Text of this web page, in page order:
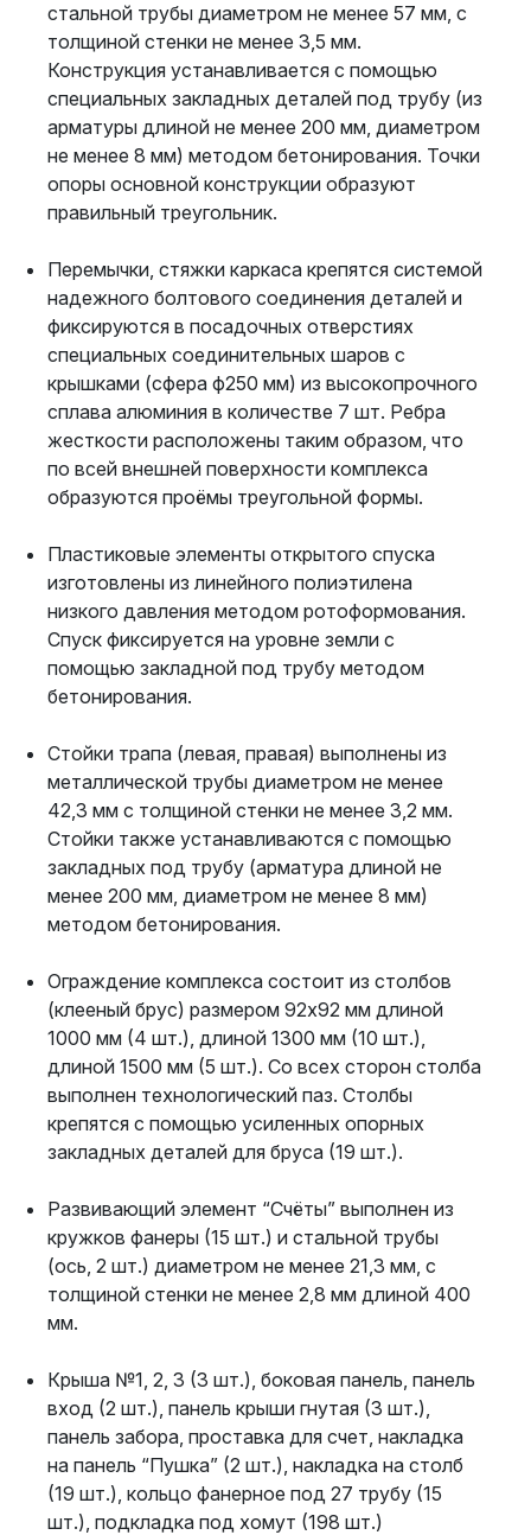
стальной трубы диаметром не менее 57 мм, с
толщиной стенки не менее 3,5 мм.
Конструкция устанавливается с помощью
специальных закладных деталей под трубу (из
арматуры длиной не менее 200 мм, диаметром
не менее 8 мм) методом бетонирования. Точки
опоры основной конструкции образуют
правильный треугольник.
Перемычки, стяжки каркаса крепятся системой
надежного болтового соединения деталей и
фиксируются в посадочных отверстиях
специальных соединительных шаров с
крышками (сфера ф250 мм) из высокопрочного
сплава алюминия в количестве 7 шт. Ребра
жесткости расположены таким образом, что
по всей внешней поверхности комплекса
образуются проёмы треугольной формы.
Пластиковые элементы открытого спуска
изготовлены из линейного полиэтилена
низкого давления методом ротоформования.
Спуск фиксируется на уровне земли с
помощью закладной под трубу методом
бетонирования.
Стойки трапа (левая, правая) выполнены из
металлической трубы диаметром не менее
42,3 мм с толщиной стенки не менее 3,2 мм.
Стойки также устанавливаются с помощью
закладных под трубу (арматура длиной не
менее 200 мм, диаметром не менее 8 мм)
методом бетонирования.
Ограждение комплекса состоит из столбов
(клееный брус) размером 92x92 мм длиной
1000 мм (4 шт.), длиной 1300 мм (10 шт.),
длиной 1500 мм (5 шт.). Со всех сторон столба
выполнен технологический паз. Столбы
крепятся с помощью усиленных опорных
закладных деталей для бруса (19 шт.).
Развивающий элемент “Счёты” выполнен из
кружков фанеры (15 шт.) и стальной трубы
(ось, 2 шт.) диаметром не менее 21,3 мм, с
толщиной стенки не менее 2,8 мм длиной 400
мм.
Крыша №1, 2, 3 (3 шт.), боковая панель, панель
вход (2 шт.), панель крыши гнутая (3 шт.),
панель забора, проставка для счет, накладка
на панель “Пушка” (2 шт.), накладка на столб
(19 шт.), кольцо фанерное под 27 трубу (15
шт.), подкладка под хомут (198 шт.)